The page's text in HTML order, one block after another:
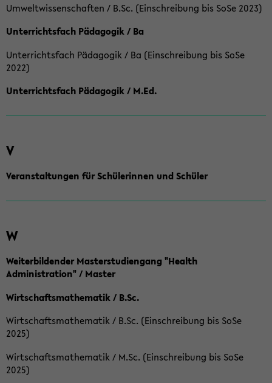
Umweltwissenschaften / B.Sc. (Einschreibung bis SoSe 2023)
Unterrichtsfach Pädagogik / Ba
Unterrichtsfach Pädagogik / Ba (Einschreibung bis SoSe
2022)
Unterrichtsfach Pädagogik / M.Ed.
V
Veranstaltungen für Schülerinnen und Schüler
W
Weiterbildender Masterstudiengang "Health
Administration" / Master
Wirtschaftsmathematik / B.Sc.
Wirtschaftsmathematik / B.Sc. (Einschreibung bis SoSe
2025)
Wirtschaftsmathematik / M.Sc. (Einschreibung bis SoSe
2025)